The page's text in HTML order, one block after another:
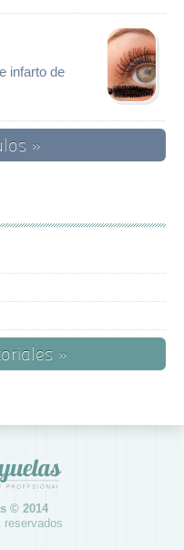
infarto de
»
»
© 2014
reservados